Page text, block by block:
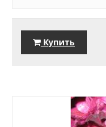
Купить